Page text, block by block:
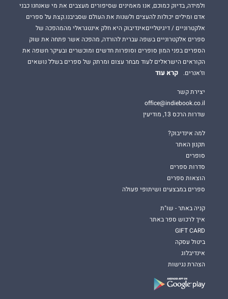
ולמידה, בדיוק כמוכם, אנו מאמינים שסיפורים מעצבים את מי שאנחנו כבני
אדם ומילים יכולות להעצים ולשנות את העולם שסביבנו.קצת על ספרים
אלקטרוניים / דיגיטלייםאינדיבוק היא חלק אינטגראלי מהמהפכה של
ספרים אלקטרוניים בשפה עברית להורדה, מהפכה אשר פתחה את שוק
הספרים בפני המון סופרים וסופרות חדשים ומוכשרים ובעיקר חשפה את
הקוראים הישראלים לעוד מבחר עצום ומרתק של ספרים בשלל נושאים
וז'אנרים.
קרא עוד
יצירת קשר
office@indiebook.co.il
שדרות הרכס 13, מודיעין
למה אינדיבוק?
תקנון האתר
סופרים
סדרות ספרים
הוצאות ספרים
ספרים במבצעים ושיתופי פעולה
קניה באתר - שו"ת
איך לרכוש ספר באתר
GIFT CARD
ביטול עסקה
אינדיבלוג
הצהרת נגישות